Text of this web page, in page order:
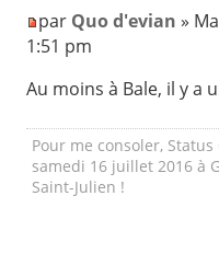
par Quo d'evian »
1:51 pm
Au moins à Bale, il y a
Pour me consoler,
samedi 16 juillet 2016 à
Saint-Julien !